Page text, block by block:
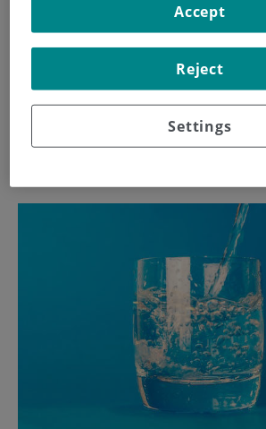
sometidos a altas
Para dar a conocer las claves de la
Dra. Raquel Nogués, de la Unidad de
Médico Teknon, ha elaborado una lista
recomendaciones para una buena
Settings
Reject
Accept